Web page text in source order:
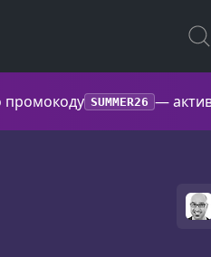
промокоду SUMMER26 —